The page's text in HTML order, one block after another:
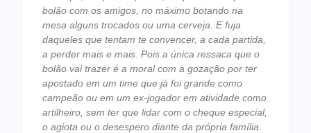
bolão com os amigos, no máximo botando na
mesa alguns trocados ou uma cerveja. E fuja
daqueles que tentam te convencer, a cada partida,
a perder mais e mais. Pois a única ressaca que o
bolão vai trazer é a moral com a gozação por ter
apostado em um time que já foi grande como
campeão ou em um ex-jogador em atividade como
artilheiro, sem ter que lidar com o cheque especial,
o agiota ou o desespero diante da própria família.